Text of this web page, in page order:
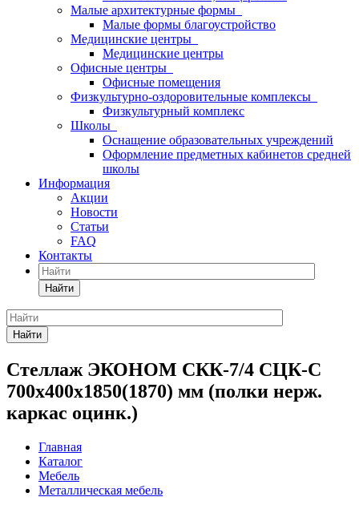
Малые архитектурные формы
Малые формы благоустройство
Медицинские центры
Медицинские центры
Офисные центры
Офисные помещения
Физкультурно-оздоровительные комплексы
Физкультурный комплекс
Школы
Оснащение образовательных учреждений
Оформление предметных кабинетов средней
школы
Информация
Акции
Новости
Статьи
FAQ
Контакты
Найти
Найти
Стеллаж ЭКОНОМ СКК-7/4 СЦК-С
700х400х1850(1870) мм (полки нерж.
каркас оцинк.)
Главная
Каталог
Мебель
Металлическая мебель